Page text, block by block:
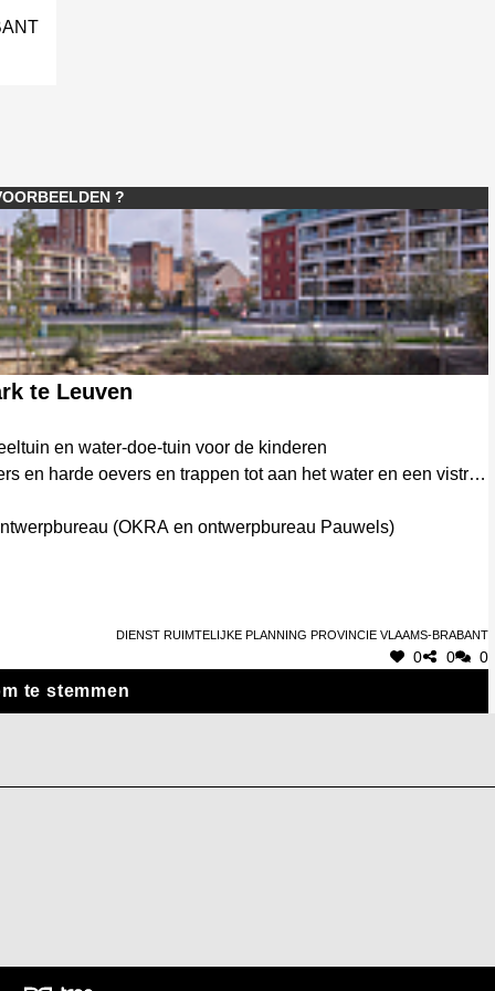
?
te Leuven
en water-doe-tuin voor de kinderen
en harde oevers en trappen tot aan het water en een vistrap
(OKRA en ontwerpbureau Pauwels)
Dienst Ruimtelijke Planning Provincie Vlaams-Brabant
0 0 0
te stemmen